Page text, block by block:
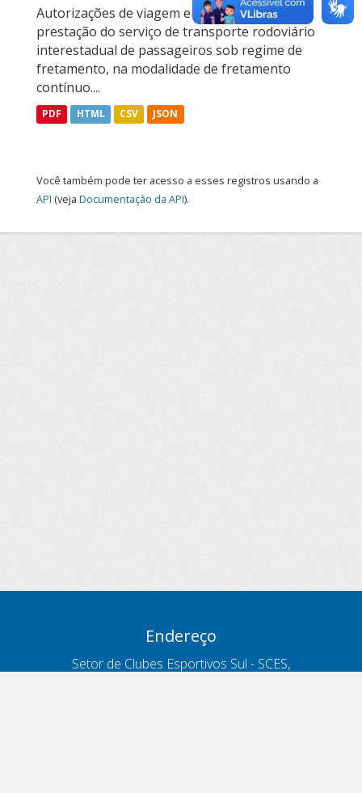
Autorizações de viagem emitidas para a
prestação do serviço de transporte rodoviário
interestadual de passageiros sob regime de
fretamento, na modalidade de fretamento
contínuo....
PDF HTML CSV JSON
Você também pode ter acesso a esses registros usando a
API (veja Documentação da API).
Endereço
Setor de Clubes Esportivos Sul - SCES,